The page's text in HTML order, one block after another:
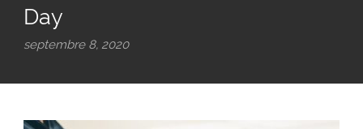
Day
septembre 8, 2020